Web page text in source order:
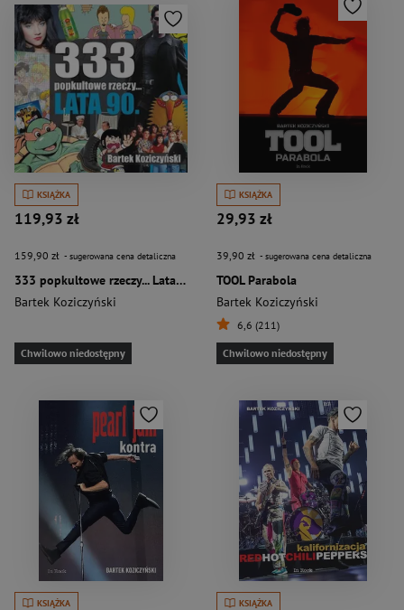
KSIĄŻKA
119,93 zł
159,90 zł - sugerowana cena detaliczna
333 popkultowe rzeczy... Lata 90 wyd. 2
Bartek Koziczyński
Chwilowo niedostępny
KSIĄŻKA
29,93 zł
39,90 zł - sugerowana cena detaliczna
TOOL Parabola
Bartek Koziczyński
6,6 (211)
Chwilowo niedostępny
KSIĄŻKA KSIĄŻKA